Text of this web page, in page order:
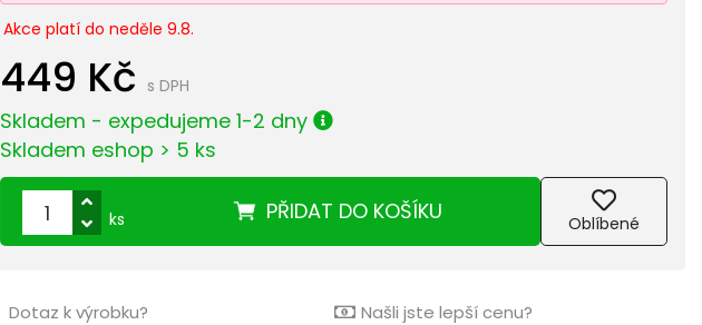
Akce platí do neděle 9.8.
449 Kč s DPH
Skladem - expedujeme 1-2 dny
Skladem eshop > 5 ks
PŘIDAT DO KOŠÍKU
ks Oblíbené
Dotaz k výrobku? Našli jste lepší cenu?